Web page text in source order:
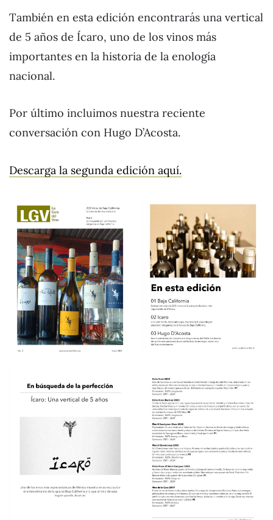
También en esta edición encontrarás una vertical
de 5 años de Ícaro, uno de los vinos más
importantes en la historia de la enología
nacional.
Por último incluimos nuestra reciente
conversación con Hugo D’Acosta.
Descarga la segunda edición aquí.